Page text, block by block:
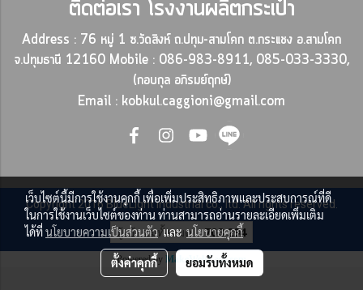
ติดต่อเรา โรงงานผลิตกระเป๋า
Address : 76 หมู่ 1 ซ.วัดสิงห์ ถ.ปทุม-สามโคก ต.กระแชง อ.สามโคก
จ.ปทุมธานี 12160 Mobile : 086-983-8911, 085-033-3330,
(กอบกุล อภิรมย์ฤกษ์)
Email : kobkul.caggioni@gmail.com
Copyright 2016 BlueLight industrial co., ltd. All rights reserved.
ผู้เข้าชมทั้งหมด 708,294
Powered by MakeWebEasy.com
เว็บไซต์นี้มีการใช้งานคุกกี้ เพื่อเพิ่มประสิทธิภาพและประสบการณ์ที่ดี
ในการใช้งานเว็บไซต์ของท่าน ท่านสามารถอ่านรายละเอียดเพิ่มเติม
ได้ที่นโยบายความเป็นส่วนตัวและนโยบายคุกกี้
ตั้งค่าคุกกี้ ยอมรับทั้งหมด